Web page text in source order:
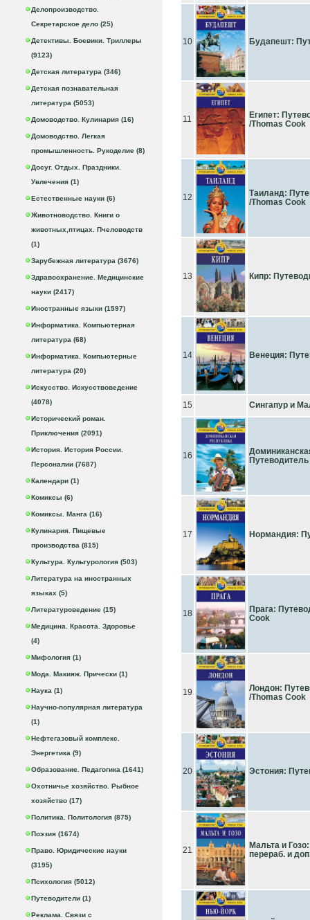
Делопроизводство.
Секретарское дело (25)
Детективы. Боевики. Триллеры
(9123)
Детская литература (346)
Детская познавательная
литература (5053)
Домоводство. Кулинария (16)
Домоводство. Легкая
промышленность. Рукоделие (8)
Досуг. Отдых. Праздники.
Увлечения (1)
Естественные науки (6)
Животноводство. Книги о
животных,птицах. Пчеловодств
(1)
Зарубежная литература (3676)
Здравоохранение. Медицинские
науки (2417)
Иностранные языки (1597)
Информатика. Компьютерная
литература (68)
Информатика. Компьютерные
литература (20)
Искусство. Искусствоведение
(4078)
Исторический роман.
Приключения (2091)
История. История России.
Персоналии (7687)
Календари (1)
Комиксы (6)
Комиксы. Манга (16)
Кулинария. Пищевые
производства (815)
Культура. Культурология (503)
Литература на иностранных
языках (5)
Литературоведение (15)
Медицина. Красота. Здоровье
(4)
Мифология (1)
Мода. Макияж. Прически (1)
Наука (1)
Научно-популярная литература
(1)
Нефтегазовый комплекс.
Энергетика (9)
Образование. Педагогика (1641)
Охотничье хозяйство. Рыбное
хозяйство (17)
Политика. Политология (875)
Поэзия (1674)
Право. Юридические науки
(3195)
Психология (5012)
Путеводители (1)
Реклама. Связи с
10 Будапешт:
11
Египет:
/Thomas Cook
12
Таиланд:
/Thomas Cook
13 Кипр:
14 Венеция:
15 Сингапур и
16
Путеводитель
17 Нормандия:
18
Прага:
Cook
19
Лондон:
/Thomas Cook
20 Эстония:
21
Мальта и
перераб. и